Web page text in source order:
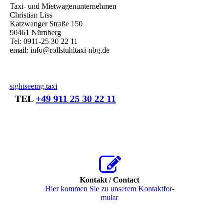
Taxi- und Mietwagenunternehmen
Christian Liss
Katzwanger Straße 150
90461 Nürnberg
Tel: 0911-25 30 22 11
email: info@rollstuhltaxi-nbg.de
sightseeing.taxi
TEL +49 911 25 30 22 11
Kontakt / Contact
Hier kommen Sie zu unserem Kon­takt­for­
mu­lar